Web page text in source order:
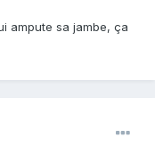
ampute sa jambe, ça